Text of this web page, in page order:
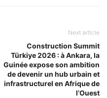
Next article
Construction Summit
Türkiye 2026 : à Ankara, la
Guinée expose son ambition
de devenir un hub urbain et
infrastructurel en Afrique de
l’Ouest